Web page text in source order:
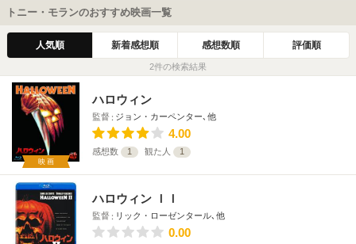
トニー・モランのおすすめ映画一覧
人気順 新着感想順 感想数順 評価順
2件の検索結果
映画
ハロウィン
監督 ジョン・カーペンター､他
4.00
感想数 1 観た人 1
ハロウィン ＩＩ
監督 リック・ローゼンタール､他
0.00